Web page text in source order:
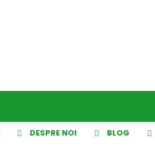
DESPRE NOI BLOG